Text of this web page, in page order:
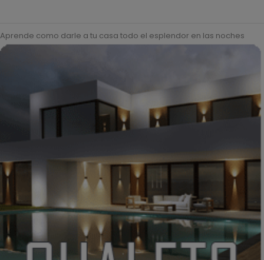
Aprende como darle a tu casa todo el esplendor en las noches